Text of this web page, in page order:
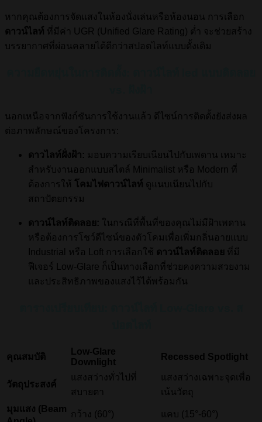
หากคุณต้องการจัดแสงในห้องนั่งเล่นหรือห้องนอน การเลือก
ดาวน์ไลท์ ที่มีค่า UGR (Unified Glare Rating) ต่ำ จะช่วยสร้าง
บรรยากาศที่ผ่อนคลายได้ดีกว่าสปอตไลท์แบบดั้งเดิม
นอกเหนือจากฟังก์ชันการใช้งานแล้ว ดีไซน์การติดตั้งยังส่งผล
ต่อภาพลักษณ์ของโครงการ:
ดาวไลท์ฝั่งฝ้า: มอบความเรียบเนียนไปกับเพดาน เหมาะ
สำหรับงานออกแบบสไตล์ Minimalist หรือ Modern ที่
ต้องการให้ โคมไฟดาวน์ไลท์ ดูแนบเนียนไปกับ
สถาปัตยกรรม
ดาวน์ไลท์ติดลอย: ในกรณีที่พื้นที่ของคุณไม่มีฝ้าเพดาน
หรือต้องการโชว์ดีไซน์ของตัวโคมเพื่อเพิ่มกลิ่นอายแบบ
Industrial หรือ Loft การเลือกใช้ ดาวน์ไลท์ติดลอย ที่มี
ฟีเจอร์ Low-Glare ก็เป็นทางเลือกที่ช่วยคงความสวยงาม
และประสิทธิภาพของแสงไว้ได้พร้อมกัน
คุณสมบัติ
Low-Glare
Downlight
Recessed Spotlight
วัตถุประสงค์
แสงสว่างทั่วไปที่
สบายตา
แสงสว่างเฉพาะจุดเพื่อ
เน้นวัตถุ
มุมแสง (Beam
กว้าง (60°) แคบ (15°-60° )